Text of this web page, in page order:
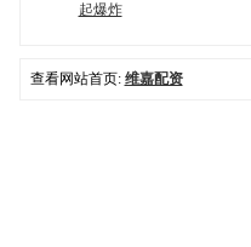
起爆炸
查看网站首页: 维嘉配资